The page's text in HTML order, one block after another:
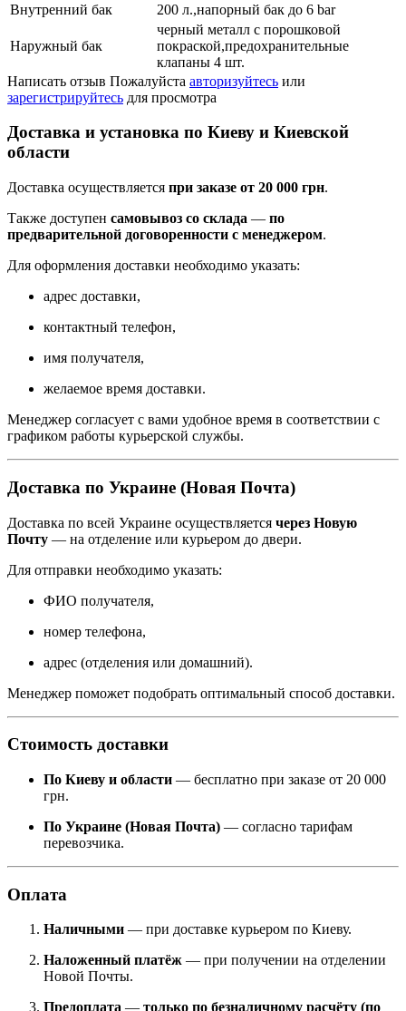
Внутренний бак 200 л.,напорный бак до 6 bar
Наружный бак
черный металл с порошковой
покраской,предохранительные
клапаны 4 шт.
Написать отзыв Пожалуйста авторизуйтесь или
зарегистрируйтесь для просмотра
Доставка и установка по Киеву и Киевской
области
Доставка осуществляется при заказе от 20 000 грн.
Также доступен самовывоз со склада — по
предварительной договоренности с менеджером.
Для оформления доставки необходимо указать:
адрес доставки,
контактный телефон,
имя получателя,
желаемое время доставки.
Менеджер согласует с вами удобное время в соответствии с
графиком работы курьерской службы.
Доставка по Украине (Новая Почта)
Доставка по всей Украине осуществляется через Новую
Почту — на отделение или курьером до двери.
Для отправки необходимо указать:
ФИО получателя,
номер телефона,
адрес (отделения или домашний).
Менеджер поможет подобрать оптимальный способ доставки.
Стоимость доставки
По Киеву и области — бесплатно при заказе от 20 000
грн.
По Украине (Новая Почта) — согласно тарифам
перевозчика.
Оплата
Наличными — при доставке курьером по Киеву.
Наложенный платёж — при получении на отделении
Новой Почты.
Предоплата — только по безналичному расчёту (по